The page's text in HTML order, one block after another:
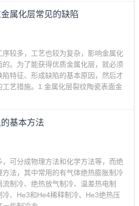
属化层常见的缺陷
序较多，工艺也较为复杂，影响金属化
。为了能获得优质金属化层，就必须
特征、形成缺陷的基本原因，然后才
艺措施。1.金属化层裂纹陶瓷表面金
基本方法
，可分成物理方法和化学方法等，而绝
法，其中常用的有气体绝热膨胀制冷
制冷、绝热放气制冷、温差热电制
、He3和He4稀释制冷、He3绝热压